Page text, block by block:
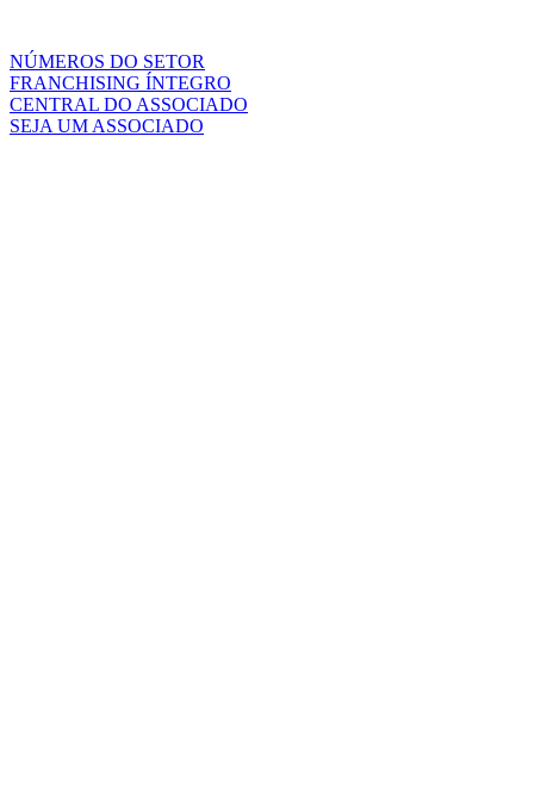
NÚMEROS DO SETOR
FRANCHISING ÍNTEGRO
CENTRAL DO ASSOCIADO
SEJA UM ASSOCIADO